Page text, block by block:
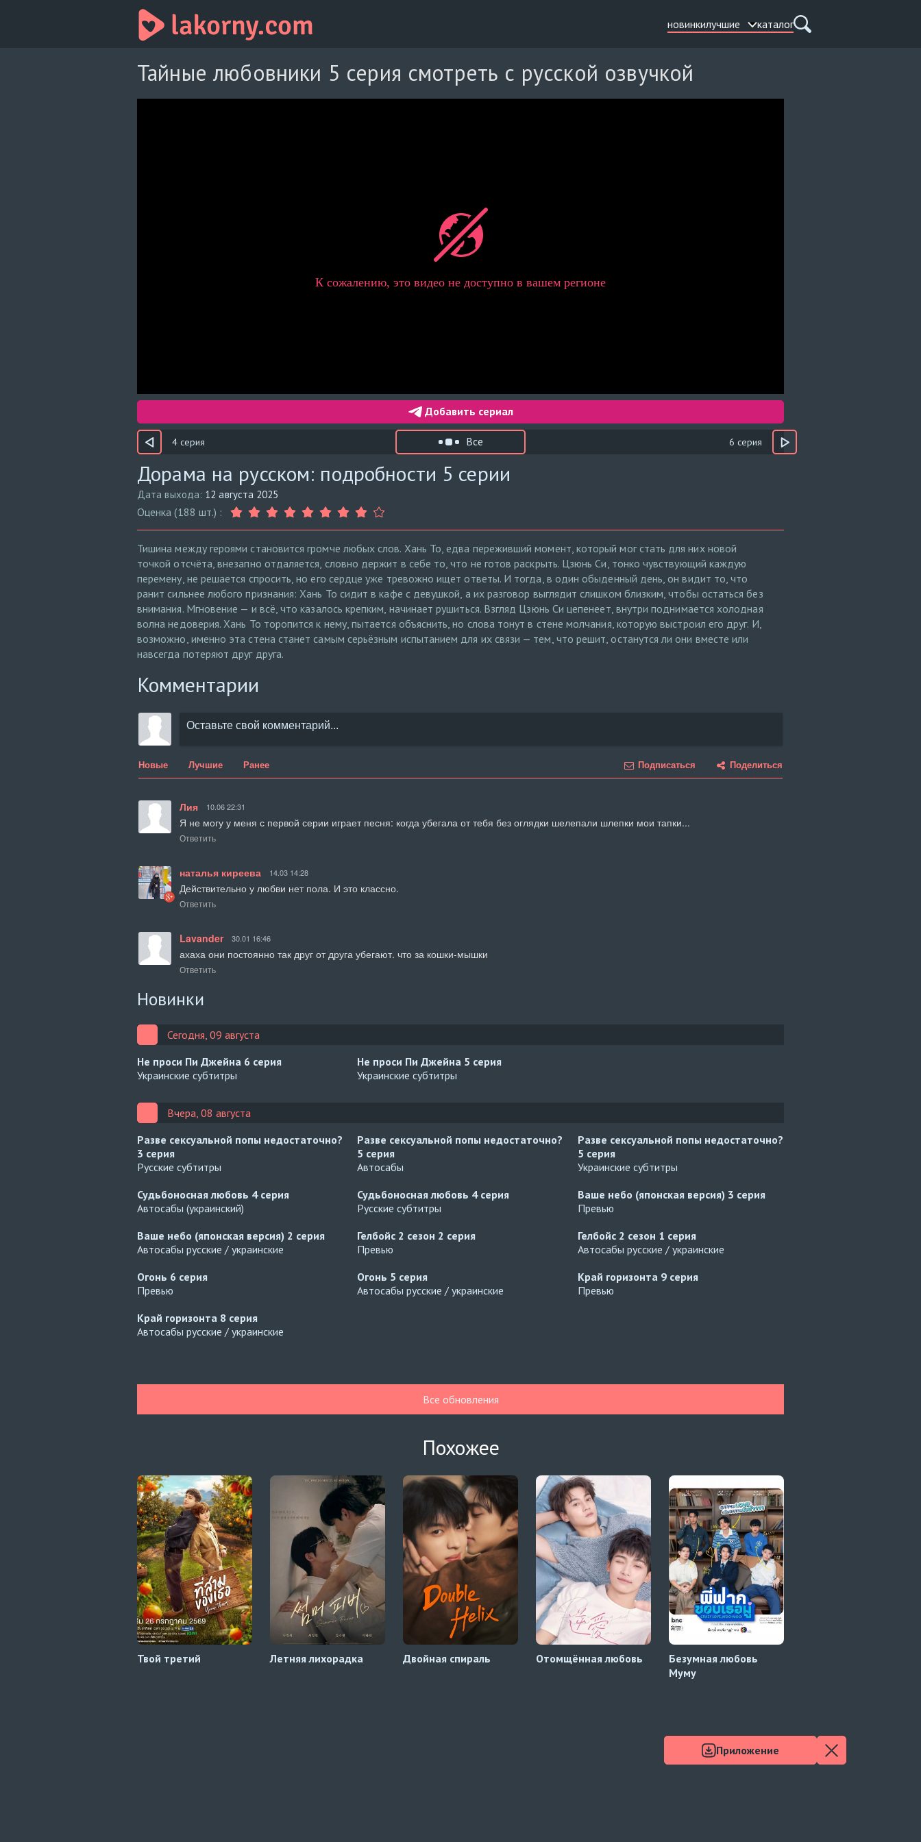
новинкилучшие каталог
Тайные любовники 5 серия смотреть с русской озвучкой
Добавить сериал
4 серия Все 6 серия
Дорама на русском: подробности 5 серии
Дата выхода: 12 августа 2025
Оценка (188 шт.) :
Тишина между героями становится громче любых слов. Хань То, едва переживший момент, который мог стать для них новой
точкой отсчёта, внезапно отдаляется, словно держит в себе то, что не готов раскрыть. Цзюнь Си, тонко чувствующий каждую
перемену, не решается спросить, но его сердце уже тревожно ищет ответы. И тогда, в один обыденный день, он видит то, что
ранит сильнее любого признания: Хань То сидит в кафе с девушкой, а их разговор выглядит слишком близким, чтобы остаться без
внимания. Мгновение — и всё, что казалось крепким, начинает рушиться. Взгляд Цзюнь Си цепенеет, внутри поднимается холодная
волна недоверия. Хань То торопится к нему, пытается объяснить, но слова тонут в стене молчания, которую выстроил его друг. И,
возможно, именно эта стена станет самым серьёзным испытанием для их связи — тем, что решит, останутся ли они вместе или
навсегда потеряют друг друга.
Комментарии
Новые Лучшие Ранее Подписаться Поделиться
Лия 10.06 22:31
Я не могу у меня с первой серии играет песня: когда убегала от тебя без оглядки шелепали шлепки мои тапки...
Ответить
наталья киреева 14.03 14:28
Действительно у любви нет пола. И это классно.
Ответить
Lavander 30.01 16:46
ахаха они постоянно так друг от друга убегают. что за кошки-мышки
Ответить
Новинки
Сегодня, 09 августа
Не проси Пи Джейна 6 серия
Украинские субтитры
Не проси Пи Джейна 5 серия
Украинские субтитры
Вчера, 08 августа
Разве сексуальной попы недостаточно?
3 серия
Русские субтитры
Разве сексуальной попы недостаточно?
5 серия
Автосабы
Разве сексуальной попы недостаточно?
5 серия
Украинские субтитры
Судьбоносная любовь 4 серия
Автосабы (украинский)
Судьбоносная любовь 4 серия
Русские субтитры
Ваше небо (японская версия) 3 серия
Превью
Ваше небо (японская версия) 2 серия
Автосабы русские / украинские
Гелбойс 2 сезон 2 серия
Превью
Гелбойс 2 сезон 1 серия
Автосабы русские / украинские
Огонь 6 серия
Превью
Огонь 5 серия
Автосабы русские / украинские
Край горизонта 9 серия
Превью
Край горизонта 8 серия
Автосабы русские / украинские
Все обновления
Похожее
Твой третий Летняя лихорадка Двойная спираль Отомщённая любовь
Безумная любовь
Муму
Приложение